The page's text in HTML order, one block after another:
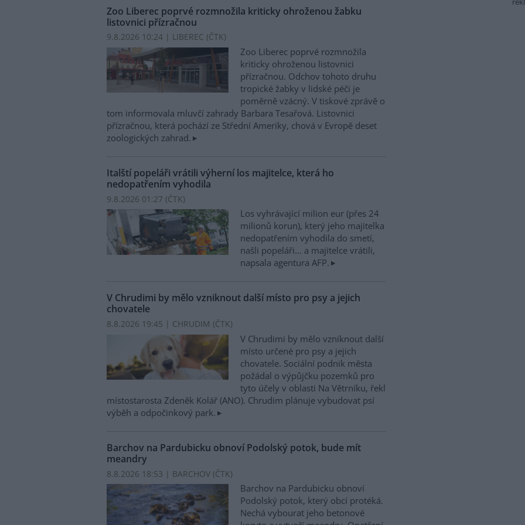
Zoo Liberec poprvé rozmnožila kriticky ohroženou žabku
listovnici přízračnou
9.8.2026 10:24 | LIBEREC (ČTK)
Zoo Liberec poprvé rozmnožila
kriticky ohroženou listovnici
přízračnou. Odchov tohoto druhu
tropické žabky v lidské péči je
poměrně vzácný. V tiskové zprávě o
tom informovala mluvčí zahrady Barbara Tesařová. Listovnici
přízračnou, která pochází ze Střední Ameriky, chová v Evropě deset
zoologických zahrad.
Italští popeláři vrátili výherní los majitelce, která ho
nedopatřením vyhodila
9.8.2026 01:27 (ČTK)
Los vyhrávající milion eur (přes 24
milionů korun), který jeho majitelka
nedopatřením vyhodila do smetí,
našli popeláři... a majitelce vrátili,
napsala agentura AFP.
V Chrudimi by mělo vzniknout další místo pro psy a jejich
chovatele
8.8.2026 19:45 | CHRUDIM (ČTK)
V Chrudimi by mělo vzniknout další
místo určené pro psy a jejich
chovatele. Sociální podnik města
požádal o výpůjčku pozemků pro
tyto účely v oblasti Na Větrníku, řekl
místostarosta Zdeněk Kolář (ANO). Chrudim plánuje vybudovat psí
výběh a odpočinkový park.
Barchov na Pardubicku obnoví Podolský potok, bude mít
meandry
8.8.2026 18:53 | BARCHOV (ČTK)
Barchov na Pardubicku obnoví
Podolský potok, který obcí protéká.
Nechá vybourat jeho betonové